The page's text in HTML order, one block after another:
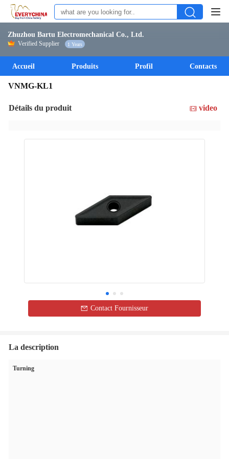
Zhuzhou Bartu Electromechanical Co., Ltd.
Verified Supplier 1 Years
Accueil Produits Profil Contacts
VNMG-KL1
Détails du produit video
Contact Fournisseur
La description
Turning